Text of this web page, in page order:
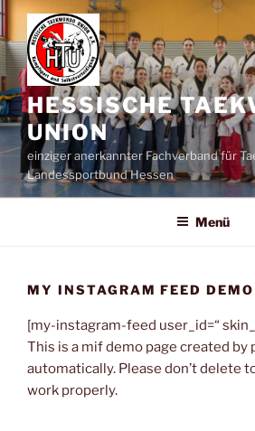
Zum
Inhalt
springen
HESSISCHE
UNION
einziger anerkannter Fachverband für
Landessportbund Hessen
Menü
MY INSTAGRAM FEED DEMO
[my-instagram-feed user_id=“
This is a mif demo page created by
automatically. Please don’t delete
work properly.